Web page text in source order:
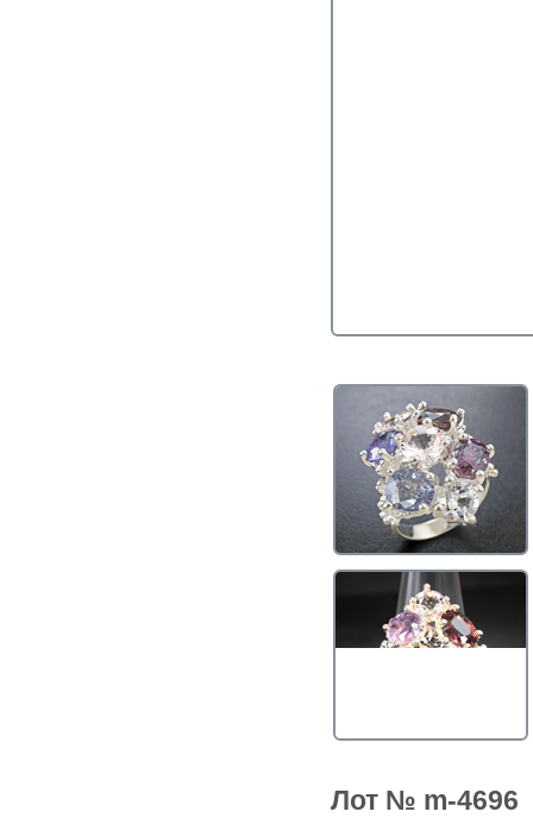
Лот № m-4696